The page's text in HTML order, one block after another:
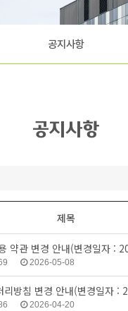
공지사항
공지사항
제목
약관 변경 안내(변경일자 :
2026-05-08
리방침 변경 안내(변경일자 :
2026-04-20